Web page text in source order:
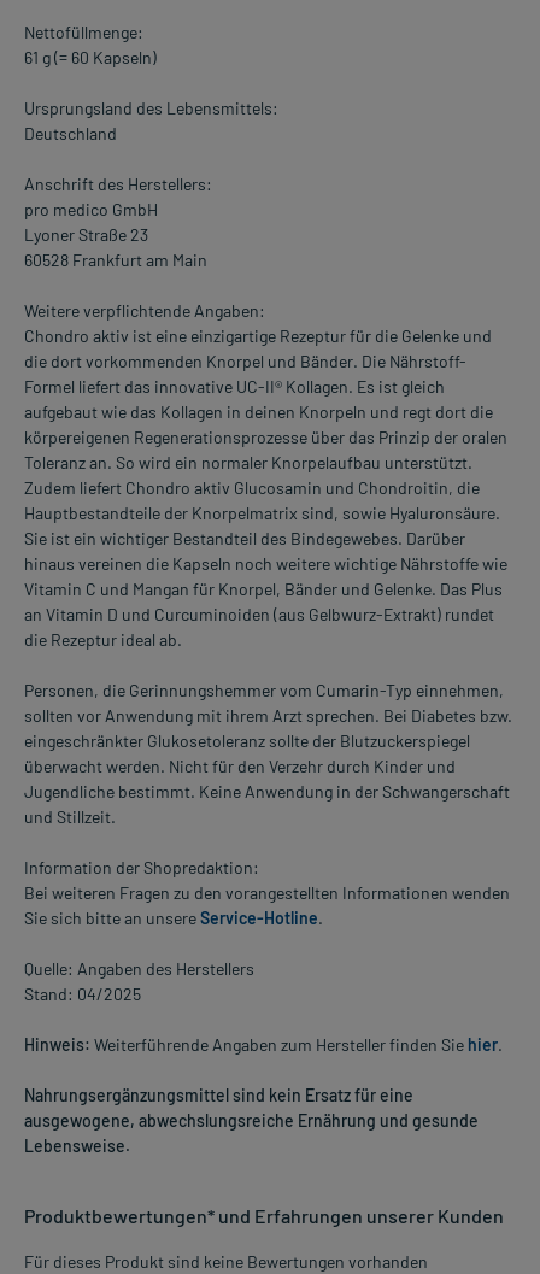
Nettofüllmenge:
61 g (= 60 Kapseln)
Ursprungsland des Lebensmittels:
Deutschland
Anschrift des Herstellers:
pro medico GmbH
Lyoner Straße 23
60528 Frankfurt am Main
Weitere verpflichtende Angaben:
Chondro aktiv ist eine einzigartige Rezeptur für die Gelenke und
die dort vorkommenden Knorpel und Bänder. Die Nährstoff-
Formel liefert das innovative UC-II® Kollagen. Es ist gleich
aufgebaut wie das Kollagen in deinen Knorpeln und regt dort die
körpereigenen Regenerationsprozesse über das Prinzip der oralen
Toleranz an. So wird ein normaler Knorpelaufbau unterstützt.
Zudem liefert Chondro aktiv Glucosamin und Chondroitin, die
Hauptbestandteile der Knorpelmatrix sind, sowie Hyaluronsäure.
Sie ist ein wichtiger Bestandteil des Bindegewebes. Darüber
hinaus vereinen die Kapseln noch weitere wichtige Nährstoffe wie
Vitamin C und Mangan für Knorpel, Bänder und Gelenke. Das Plus
an Vitamin D und Curcuminoiden (aus Gelbwurz-Extrakt) rundet
die Rezeptur ideal ab.
Personen, die Gerinnungshemmer vom Cumarin-Typ einnehmen,
sollten vor Anwendung mit ihrem Arzt sprechen. Bei Diabetes bzw.
eingeschränkter Glukosetoleranz sollte der Blutzuckerspiegel
überwacht werden. Nicht für den Verzehr durch Kinder und
Jugendliche bestimmt. Keine Anwendung in der Schwangerschaft
und Stillzeit.
Information der Shopredaktion:
Bei weiteren Fragen zu den vorangestellten Informationen wenden
Sie sich bitte an unsereService-Hotline.
Quelle: Angaben des Herstellers
Stand: 04/2025
Hinweis: Weiterführende Angaben zum Hersteller finden Sie hier.
Nahrungsergänzungsmittel sind kein Ersatz für eine
ausgewogene, abwechslungsreiche Ernährung und gesunde
Lebensweise.
Produktbewertungen* und Erfahrungen unserer Kunden
Für dieses Produkt sind keine Bewertungen vorhanden